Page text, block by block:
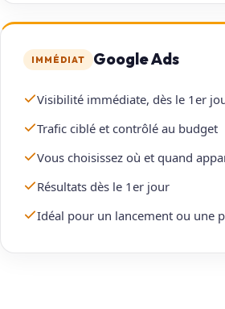
IMMÉDIAT Google Ads
Visibilité immédiate, dès le 1er
Trafic ciblé et contrôlé au budget
Vous choisissez où et quand
Résultats dès le 1er jour
Idéal pour un lancement ou une